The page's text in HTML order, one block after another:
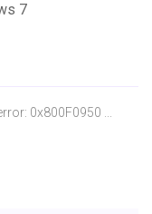
7
0x800F0950 ...